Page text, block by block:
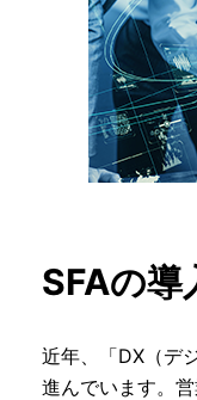
SFAの
近年、「DX（デ
進んでいます。